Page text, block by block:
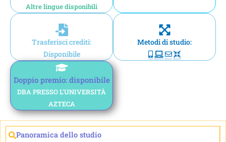
Altre lingue disponibili
Trasferisci crediti:
Disponibile
Metodi di studio:
Doppio premio: disponibile
DBA PRESSO L'UNIVERSITÀ
AZTECA
Panoramica dello studio